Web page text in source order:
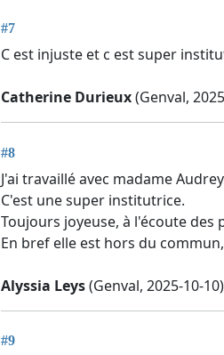
#7
C est injuste et c est super
Catherine Durieux(Genval,
#8
J'ai travaillé avec madame
C'est une super institutrice.
Toujours joyeuse, à l'écoute
En bref elle est hors du
Alyssia Leys(Genval, 2025-10-10)
#9